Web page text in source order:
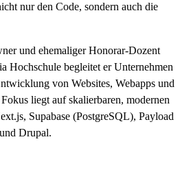
nur den Code, sondern auch die
und ehemaliger Honorar-Dozent
Hochschule begleitet er Unternehmen
von Websites, Webapps und
liegt auf skalierbaren, modernen
Supabase (PostgreSQL), Payload
Drupal.